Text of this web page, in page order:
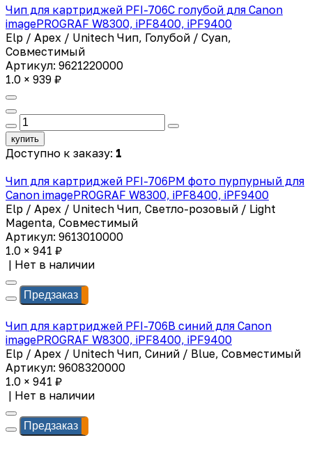
Чип для картриджей PFI-706C голубой для Canon
imagePROGRAF W8300, iPF8400, iPF9400
Elp / Apex / Unitech Чип, Голубой / Cyan,
Совместимый
Артикул: 9621220000
1.0 × 939 ₽
купить
Доступно к заказу: 1
Чип для картриджей PFI-706PM фото пурпурный для
Canon imagePROGRAF W8300, iPF8400, iPF9400
Elp / Apex / Unitech Чип, Светло-розовый / Light
Magenta, Совместимый
Артикул: 9613010000
1.0 × 941 ₽
| Нет в наличии
Предзаказ
Чип для картриджей PFI-706B синий для Canon
imagePROGRAF W8300, iPF8400, iPF9400
Elp / Apex / Unitech Чип, Синий / Blue, Совместимый
Артикул: 9608320000
1.0 × 941 ₽
| Нет в наличии
Предзаказ